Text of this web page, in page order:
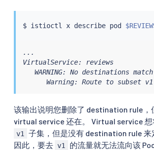
$ istioctl x describe pod
...
VirtualService: reviews
WARNING: No destinations
Warning: Route to subset
该输出说明您删除了 destination rule，
virtual service 还在。 Virtual service
v1 子集，但是没有 destination rule 来
因此，要去 v1 的流量就无法流向该 Pod